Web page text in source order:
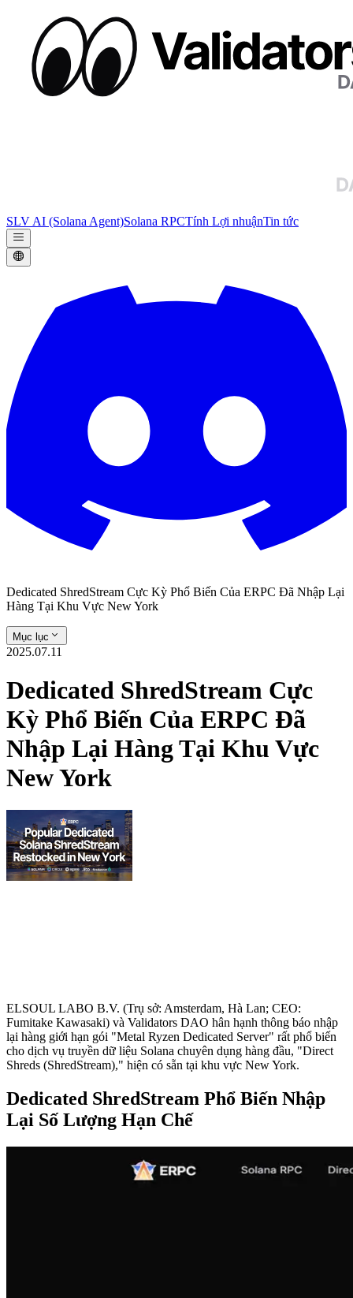
SLV AI (Solana Agent)Solana RPCTính Lợi nhuậnTin tức
Dedicated ShredStream Cực Kỳ Phổ Biến Của ERPC Đã Nhập Lại
Hàng Tại Khu Vực New York
Mục lục
2025.07.11
Dedicated ShredStream Cực
Kỳ Phổ Biến Của ERPC Đã
Nhập Lại Hàng Tại Khu Vực
New York
ELSOUL LABO B.V. (Trụ sở: Amsterdam, Hà Lan; CEO:
Fumitake Kawasaki) và Validators DAO hân hạnh thông báo nhập
lại hàng giới hạn gói "Metal Ryzen Dedicated Server" rất phổ biến
cho dịch vụ truyền dữ liệu Solana chuyên dụng hàng đầu, "Direct
Shreds (ShredStream)," hiện có sẵn tại khu vực New York.
Dedicated ShredStream Phổ Biến Nhập
Lại Số Lượng Hạn Chế